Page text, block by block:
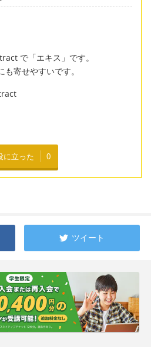
で「エキス」です。
寄せやすいです。
に立った 0
ツイート